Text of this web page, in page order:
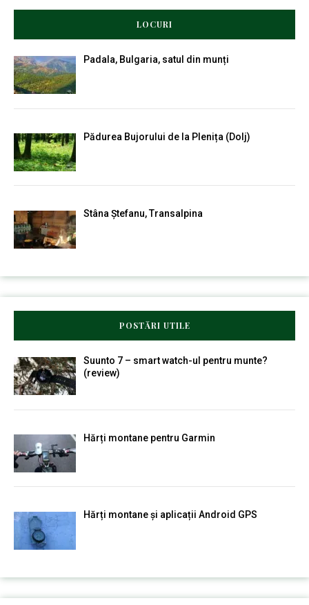
LOCURI
Padala, Bulgaria, satul din munți
Pădurea Bujorului de la Plenița (Dolj)
Stâna Ștefanu, Transalpina
POSTĂRI UTILE
Suunto 7 – smart watch-ul pentru munte?
(review)
Hărți montane pentru Garmin
Hărți montane și aplicații Android GPS